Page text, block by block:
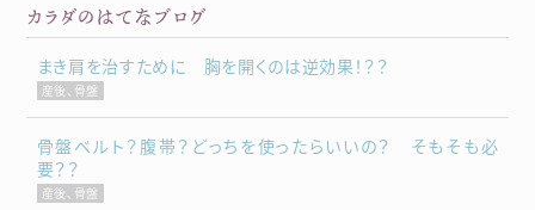
カラダのはてなブログ
まき肩を治すために 胸を開くのは逆効果！？？
産後、骨盤
骨盤ベルト？腹帯？どっちを使ったらいいの？ そもそも必
要？？
産後、骨盤